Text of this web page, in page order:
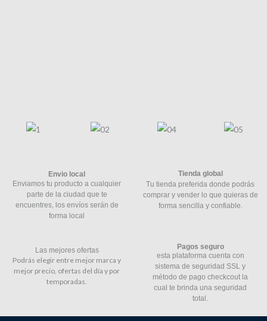
Envio local
Enviamos tu producto a cualquier
parte de la ciudad que te
encuentres, los envíos serán de
forma local
Tienda global
Tu tienda preferida donde podrás
comprar y vender lo que quieras de
forma sencilla y confiable.
Las mejores ofertas
Podrás elegir entre mejor marca y
mejor precio, ofertas del día y por
temporadas.
Pagos seguro
esta plataforma cuenta con
sistema de seguridad SSL y
método de pago checkcout la
cual te brinda una seguridad
total.